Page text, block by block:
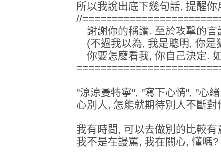
所以我說出底下幾句話, 提醒
//
謝謝你的稱讚. 至於攻擊的言
(不過我以為, 我是聰明, 你是
你要怎麼看我, 你自己決定.
"涼涼曼特寧", "寫下心情", "心
心別人, 怎能就期待別人不斷對
我有時間, 可以去做別的比較有
我不是在謾罵, 我在關心, 懂嗎?